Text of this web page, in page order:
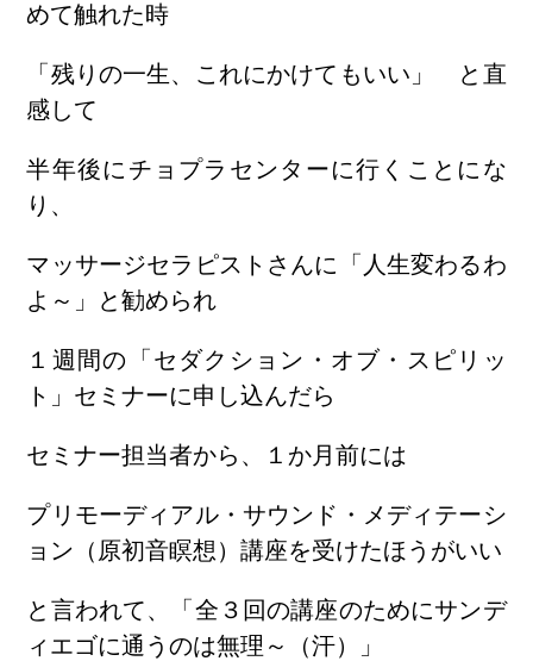
めて触れた時
「残りの一生、これにかけてもいい」 と直
感して
半年後にチョプラセンターに行くことにな
り、
マッサージセラピストさんに「人生変わるわ
よ～」と勧められ
１週間の「セダクション・オブ・スピリッ
ト」セミナーに申し込んだら
セミナー担当者から、１か月前には
プリモーディアル・サウンド・メディテーシ
ョン（原初音瞑想）講座を受けたほうがいい
と言われて、「全３回の講座のためにサンデ
ィエゴに通うのは無理～（汗）」